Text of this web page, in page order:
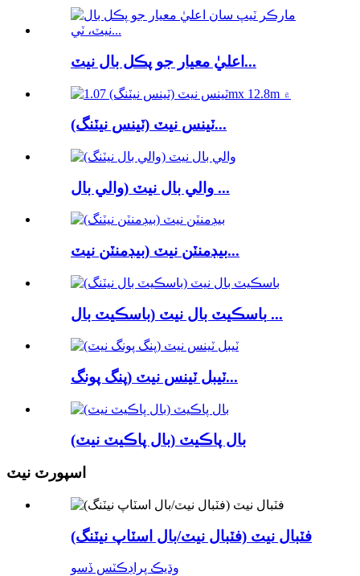
اعليٰ معيار جو پڪل بال نيٽ...
ٽينس نيٽ (ٽينس نيٽنگ)...
والي بال نيٽ (والي بال ...
بيڊمنٽن نيٽ (بيڊمنٽن نيٽ...
باسڪيٽ بال نيٽ (باسڪيٽ بال ...
ٽيبل ٽينس نيٽ (پنگ پونگ...
بال پاڪيٽ (بال پاڪيٽ نيٽ)
اسپورٽ نيٽ
فٽبال نيٽ (فٽبال نيٽ/بال اسٽاپ نيٽنگ)
وڌيڪ پراڊڪٽس ڏسو